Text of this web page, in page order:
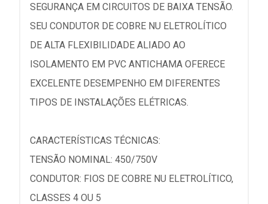
SEGURANÇA EM CIRCUITOS DE BAIXA TENSÃO.
SEU CONDUTOR DE COBRE NU ELETROLÍTICO
DE ALTA FLEXIBILIDADE ALIADO AO
ISOLAMENTO EM PVC ANTICHAMA OFERECE
EXCELENTE DESEMPENHO EM DIFERENTES
TIPOS DE INSTALAÇÕES ELÉTRICAS.
CARACTERÍSTICAS TÉCNICAS:
TENSÃO NOMINAL: 450/750V
CONDUTOR: FIOS DE COBRE NU ELETROLÍTICO,
CLASSES 4 OU 5